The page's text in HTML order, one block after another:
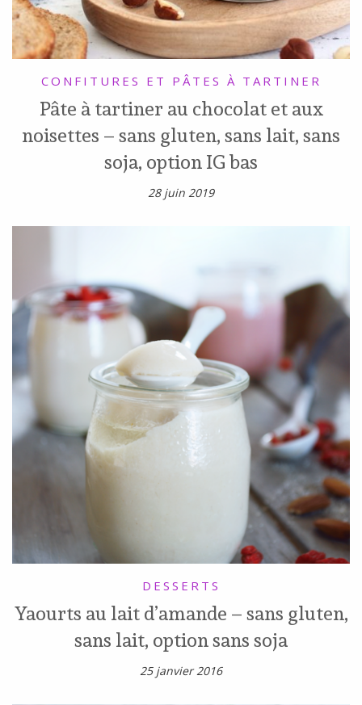
CONFITURES ET PÂTES À TARTINER
Pâte à tartiner au chocolat et aux
noisettes – sans gluten, sans lait, sans
soja, option IG bas
28 juin 2019
DESSERTS
Yaourts au lait d’amande – sans gluten,
sans lait, option sans soja
25 janvier 2016